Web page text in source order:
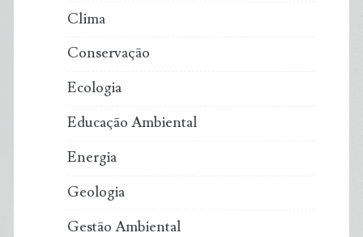
Clima
Conservação
Ecologia
Educação Ambiental
Energia
Geologia
Gestão Ambiental